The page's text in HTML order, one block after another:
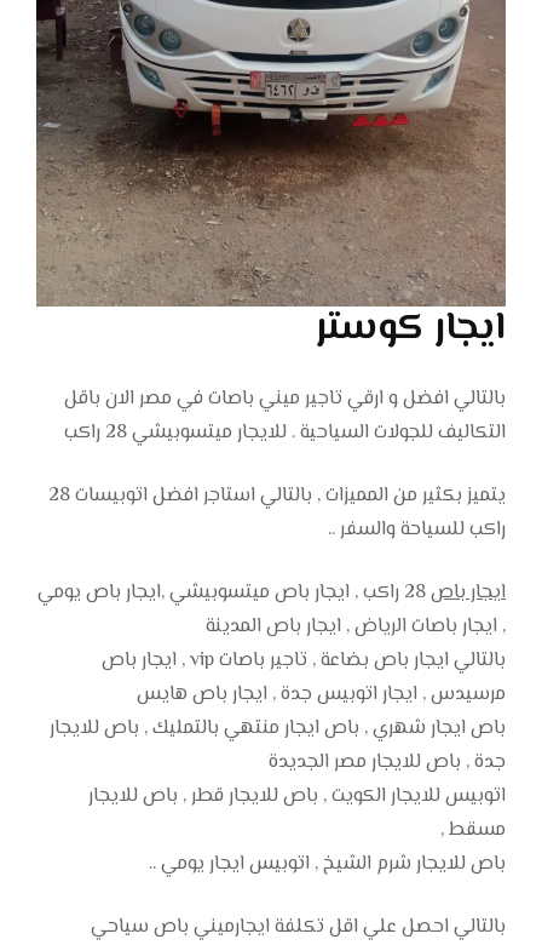
ايجار كوستر
بالتالي افضل و ارقي تاجير ميني باصات في مصر الان باقل
التكاليف للجولات السياحية . للايجار ميتسوبيشي 28 راكب
يتميز بكثير من المميزات , بالتالي استاجر افضل اتوبيسات 28
راكب للسياحة والسفر ..
ايجار باص
28 راكب , ايجار باص ميتسوبيشي ,ايجار باص يومي
, ايجار باصات الرياض , ايجار باص المدينة
بالتالي ايجار باص بضاعة , تاجير باصات vip , ايجار باص
مرسيدس , ايجار اتوبيس جدة , ايجار باص هايس
باص ايجار شهري , باص ايجار منتهي بالتمليك , باص للايجار
جدة , باص للايجار مصر الجديدة
اتوبيس للايجار الكويت , باص للايجار قطر , باص للايجار
مسقط ,
باص للايجار شرم الشيخ , اتوبيس ايجار يومي ..
بالتالي احصل علي اقل تكلفة ايجارميني باص سياحي